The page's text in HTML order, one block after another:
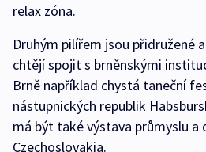
relax zóna.
Druhým pilířem jsou přidružené
chtějí spojit s brněnskými
Brně například chystá taneční
nástupnických republik
má být také výstava průmyslu a
Czechoslovakia.